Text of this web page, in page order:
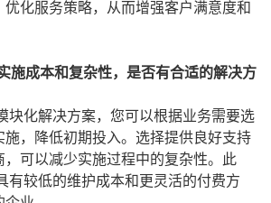
化服务策略，从而增强客户满意度和
施成本和复杂性，是否有合适的解决方
块化解决方案，您可以根据业务需要选
，降低初期投入。选择提供良好支持
可以减少实施过程中的复杂性。此
有较低的维护成本和更灵活的付费方